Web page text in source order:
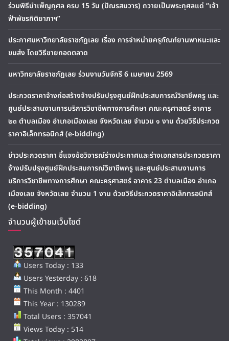
ร่วมพิธีบำเพ็ญกุศล ครบ 15 วัน (ปัณรสมวาร) ถวายเป็นพระกุศลแด่ “เจ้า
ฟ้าพัชรกิติยาภาฯ”
ประกาศมหาวิทยาลัยราชภัฏเลย เรื่อง การจำหน่ายครุภัณฑ์ยานพาหนะและ
ขนส่ง โดยวิธีขายทอดตลาด
มหาวิทยาลัยราชภัฏเลย ร่วมงานวันจักรี 6 เมษายน 2569
ประกวดราคาจ้างก่อสร้างจ้างปรับปรุงศูนย์ฝึกประสบการณ์วิชาชีพครู และ
ศูนย์ประสานงานการบริการวิชาชีพทางการศึกษา คณะครุศาสตร์ อาคาร
๒๓ ตำบลเมือง อำเภอเมืองเลย จังหวัดเลย จำนวน ๑ งาน ด้วยวิธีประกวด
ราคาอิเล็กทรอนิกส์ (e-bidding)
ข่าวประกวดราคา ชี้แจงข้อวิจารณ์ร่างประกาศและร่างเอกสารประกวดราคา
จ้างปรับปรุงศูนย์ฝึกประสบการณ์วิชาชีพครู และศูนย์ประสานงานการ
บริการวิชาชีพทางการศึกษา คณะครุศาสตร์ อาคาร 23 ตำบลเมือง อำเภอ
เมืองเลย จังหวัดเลย จำนวน 1 งาน ด้วยวิธีประกวดราคาอิเล็กทรอนิกส์
(e-bidding)
จำนวนผู้เข้าชมเว็บไซต์
Users Today : 133
Users Yesterday : 618
This Month : 4401
This Year : 130289
Total Users : 357041
Views Today : 514